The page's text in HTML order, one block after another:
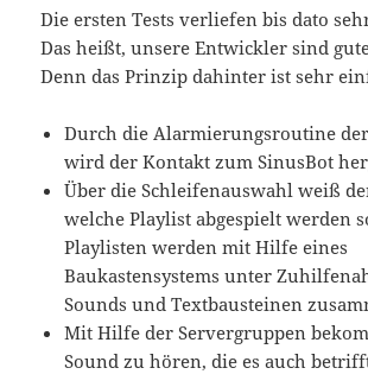
Die ersten Tests verliefen bis dato
Das heißt, unsere Entwickler sind
Denn das Prinzip dahinter ist sehr
Durch die Alarmierungsroutine
wird der Kontakt zum SinusBot
Über die Schleifenauswahl weiß
welche Playlist abgespielt werden
Playlisten werden mit Hilfe eines
Baukastensystems unter
Sounds und Textbausteinen
Mit Hilfe der Servergruppen
Sound zu hören, die es auch